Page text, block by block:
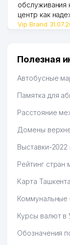
обслуживания
центр как
Vip Brand
Полезная
Автобусные
Памятка для
Расстояние
Домены
Выставки-2022
Рейтинг
Карта Ташкента
Коммунальные
Курсы валют в
Обозначения